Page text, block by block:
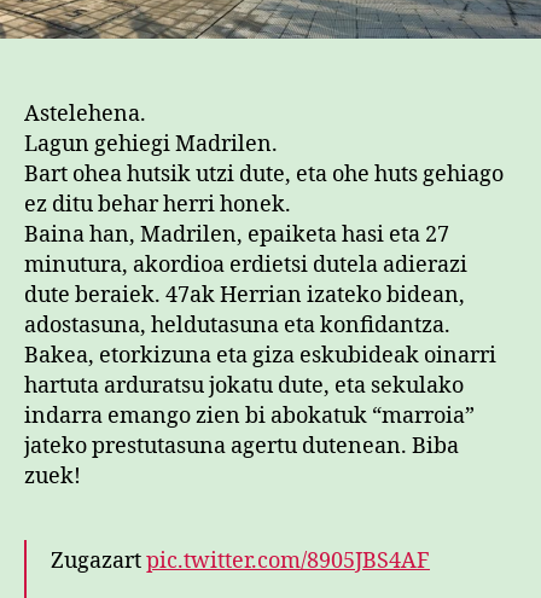
Astelehena.
Lagun gehiegi Madrilen.
Bart ohea hutsik utzi dute, eta ohe huts gehiago
ez ditu behar herri honek.
Baina han, Madrilen, epaiketa hasi eta 27
minutura, akordioa erdietsi dutela adierazi
dute beraiek. 47ak Herrian izateko bidean,
adostasuna, heldutasuna eta konfidantza.
Bakea, etorkizuna eta giza eskubideak oinarri
hartuta arduratsu jokatu dute, eta sekulako
indarra emango zien bi abokatuk “marroia”
jateko prestutasuna agertu dutenean. Biba
zuek!
Zugazartpic.twitter.com/8905JBS4AF